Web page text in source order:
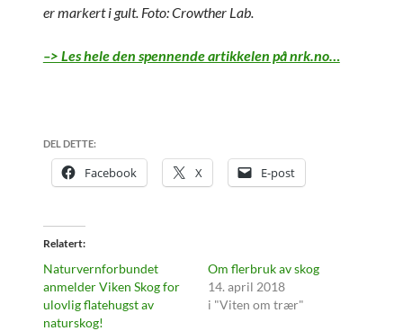
er markert i gult. Foto: Crowther Lab.
–> Les hele den spennende artikkelen på nrk.no…
DEL DETTE:
Facebook X E-post
Relatert
Naturvernforbundet
anmelder Viken Skog for
ulovlig flatehugst av
naturskog!
Om flerbruk av skog
14. april 2018
i "Viten om trær"